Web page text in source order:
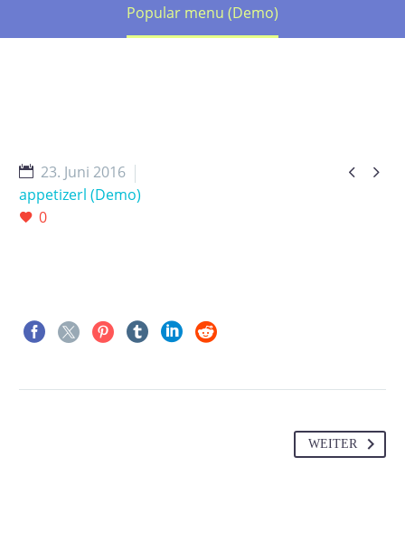
Popular menu (Demo)
 
23. Juni 2016
appetizerl (Demo)
0
WEITER